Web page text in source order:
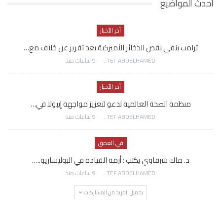
احدث المواضيع
أخر الأخبار
ترامب ينفي نقص الذخائر الأميركية بعد تقرير عن خلاف مع…
AWATEF ABDELHAMED 9 ساعات منذ
أخر الأخبار
منظمة الصحة العالمية تدعو لتعزيز مواجهة إيبولا في…
AWATEF ABDELHAMED 9 ساعات منذ
في العمق
د. ماك شرقاوي يكتب : أزمة القيادة في البوليساريو..…
AWATEF ABDELHAMED 9 ساعات منذ
تحميل المزيد من المشاركات